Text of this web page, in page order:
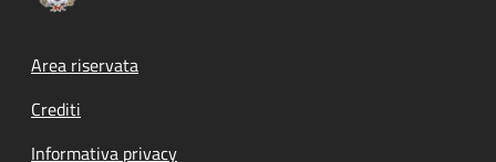
Footer menu
Area riservata
Crediti
Informativa privacy